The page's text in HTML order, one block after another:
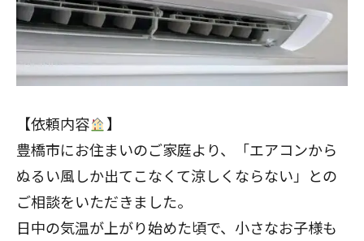
【依頼内容
】
豊橋市にお住まいのご家庭より、「エアコンから
ぬるい風しか出てこなくて涼しくならない」との
ご相談をいただきました。
日中の気温が上がり始めた頃で、小さなお子様も